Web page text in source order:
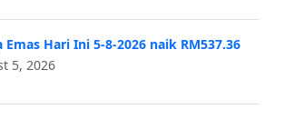
Emas Hari Ini 5-8-2026 naik RM537.36
5, 2026